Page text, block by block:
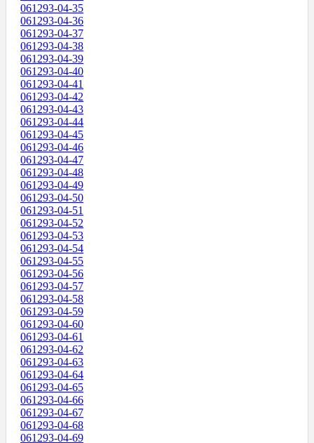
061293-04-35
061293-04-36
061293-04-37
061293-04-38
061293-04-39
061293-04-40
061293-04-41
061293-04-42
061293-04-43
061293-04-44
061293-04-45
061293-04-46
061293-04-47
061293-04-48
061293-04-49
061293-04-50
061293-04-51
061293-04-52
061293-04-53
061293-04-54
061293-04-55
061293-04-56
061293-04-57
061293-04-58
061293-04-59
061293-04-60
061293-04-61
061293-04-62
061293-04-63
061293-04-64
061293-04-65
061293-04-66
061293-04-67
061293-04-68
061293-04-69